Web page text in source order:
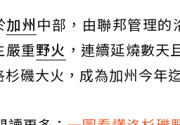
加州中部，由聯邦管理
嚴重野火 ，連續延燒數
杉磯大火，成為加州今年